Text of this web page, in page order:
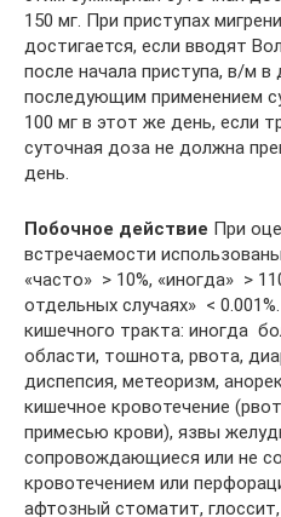
150 мг. При приступах
достигается, если вводят
после начала приступа, в/м в
последующим применением
100 мг в этот же день, если
суточная доза не должна
день.
Побочное действие При
встречаемости
«часто»  > 10%, «иногда»  >
отдельных случаях»  <
кишечного тракта: иногда 
области, тошнота, рвота,
диспепсия, метеоризм,
кишечное кровотечение
примесью крови), язвы
сопровождающиеся или не
кровотечением или
афтозный стоматит,